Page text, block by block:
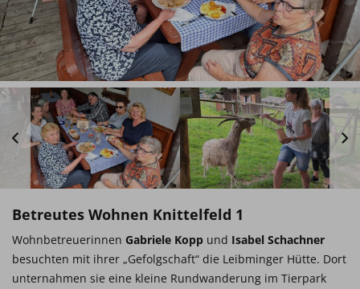
Betreutes Wohnen Knittelfeld 1
Wohnbetreuerinnen Gabriele Kopp und Isabel Schachner
besuchten mit ihrer „Gefolgschaft“ die Leibminger Hütte. Dort
unternahmen sie eine kleine Rundwanderung im Tierpark